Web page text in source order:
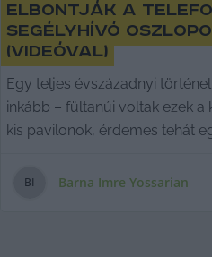
Elbontják a
segélyhívó
(videóval)
Egy teljes évszázadnyi
inkább – fültanúi voltak ezek
kis pavilonok, érdemes tehát
BI Barna Imre Yossarian